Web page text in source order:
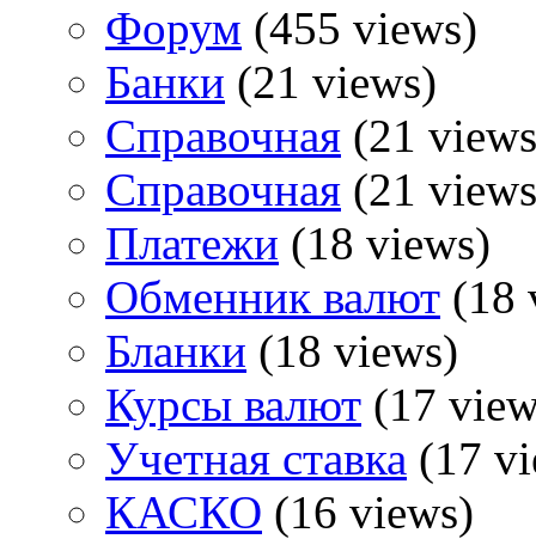
Форум (455 views)
Банки (21 views)
Справочная (21
Справочная (21
Платежи (18 views)
Обменник валют (18
Бланки (18 views)
Курсы валют (17
Учетная ставка (17
КАСКО (16 views)